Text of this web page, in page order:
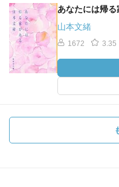
あなたには帰
山本文緒
1672 3.35